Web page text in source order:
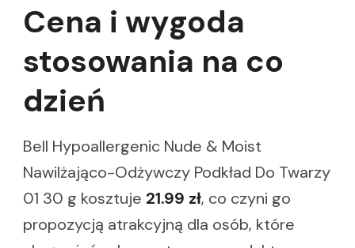
Cena i wygoda
stosowania na co
dzień
Bell Hypoallergenic Nude & Moist
Nawilżająco-Odżywczy Podkład Do Twarzy
01 30 g kosztuje 21.99 zł, co czyni go
propozycją atrakcyjną dla osób, które